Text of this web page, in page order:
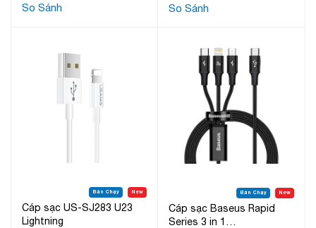
So Sánh So Sánh
Bán Chạy New
Cáp sạc US-SJ283 U23
Lightning
Bán Chạy New
Cáp sạc Baseus Rapid
Series 3 in 1